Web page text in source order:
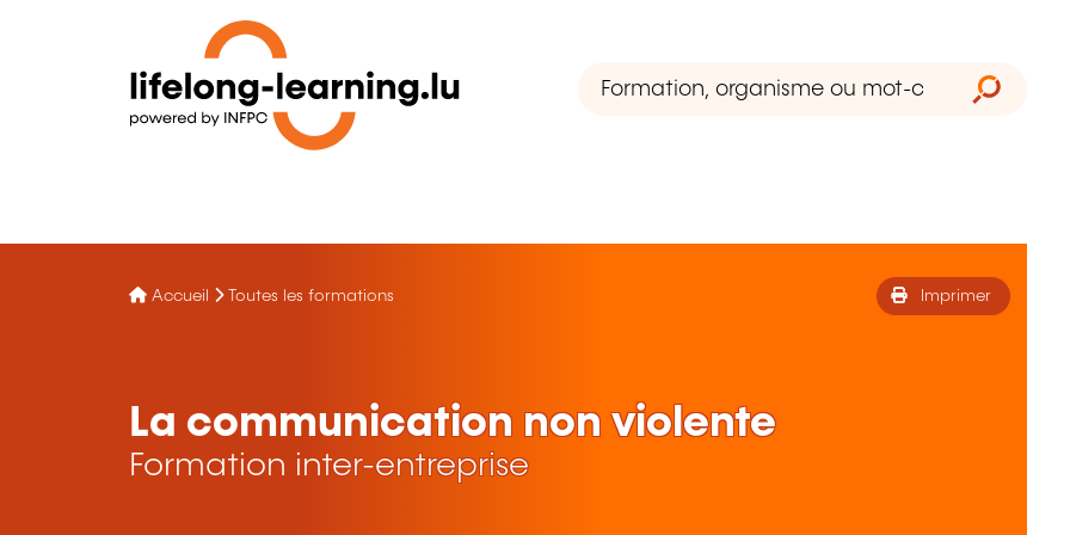
Accueil Toutes les formations Imprimer
La communication non violente
Formation inter-entreprise